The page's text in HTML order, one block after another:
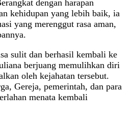
dengan harapan
kehidupan yang lebih baik, ia
yang merenggut rasa aman,
sulit dan berhasil kembali ke
berjuang memulihkan diri
oleh kejahatan tersebut.
Gereja, pemerintah, dan para
menata kembali